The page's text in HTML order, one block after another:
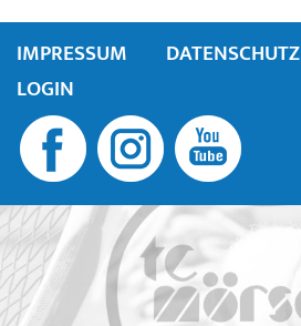
IMPRESSUM DATENSCHUTZ
LOGIN